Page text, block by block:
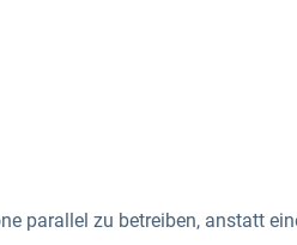
parallel zu betreiben, anstatt